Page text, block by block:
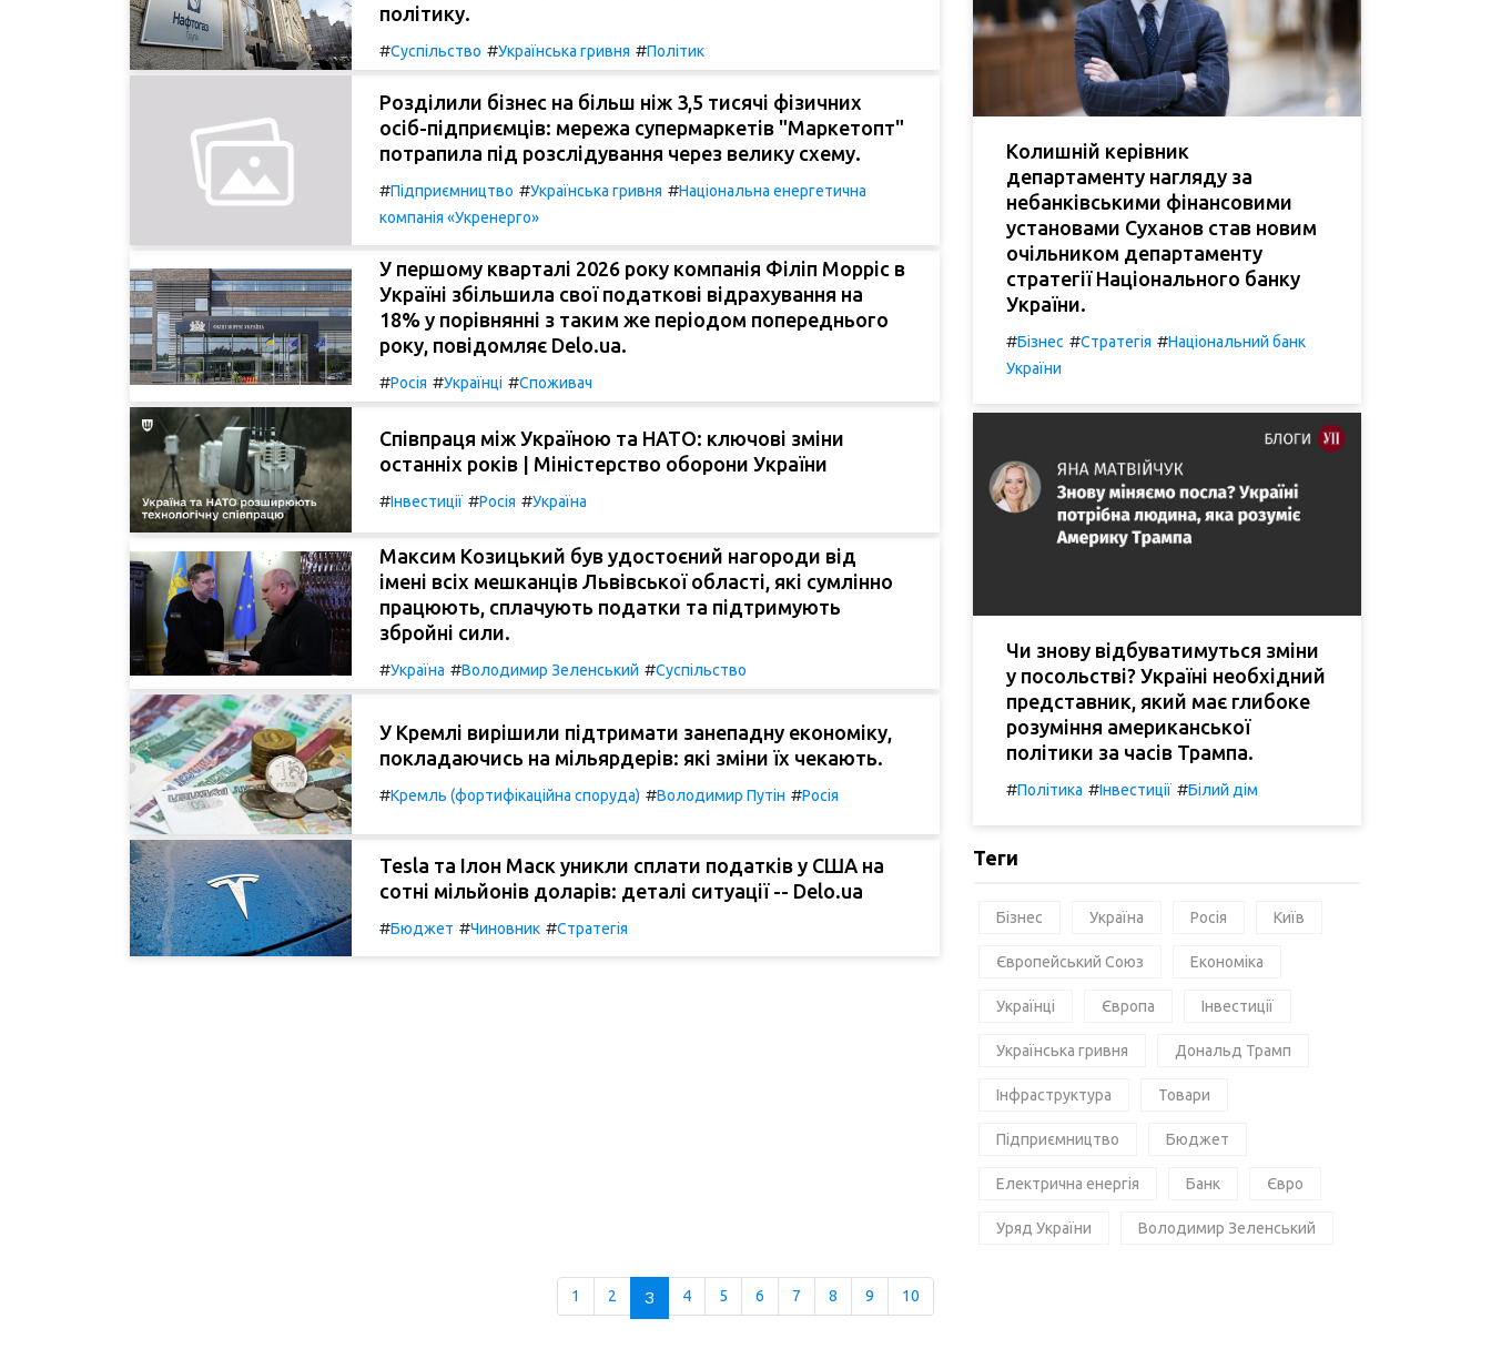
політику.
#Суспільство #Українська гривня #Політик
Розділили бізнес на більш ніж 3,5 тисячі фізичних
осіб-підприємців: мережа супермаркетів "Маркетопт"
потрапила під розслідування через велику схему.
#Підприємництво #Українська гривня #Національна енергетична
компанія «Укренерго»
У першому кварталі 2026 року компанія Філіп Морріс в
Україні збільшила свої податкові відрахування на
18% у порівнянні з таким же періодом попереднього
року, повідомляє Delo.ua.
#Росія #Українці #Споживач
Співпраця між Україною та НАТО: ключові зміни
останніх років | Міністерство оборони України
#Інвестиції #Росія #Україна
Максим Козицький був удостоєний нагороди від
імені всіх мешканців Львівської області, які сумлінно
працюють, сплачують податки та підтримують
збройні сили.
#Україна #Володимир Зеленський #Суспільство
У Кремлі вирішили підтримати занепадну економіку,
покладаючись на мільярдерів: які зміни їх чекають.
#Кремль (фортифікаційна споруда) #Володимир Путін #Росія
Tesla та Ілон Маск уникли сплати податків у США на
сотні мільйонів доларів: деталі ситуації -- Delo.ua
#Бюджет #Чиновник #Стратегія
Колишній керівник
департаменту нагляду за
небанківськими фінансовими
установами Суханов став новим
очільником департаменту
стратегії Національного банку
України.
#Бізнес #Стратегія #Національний банк
України
Чи знову відбуватимуться зміни
у посольстві? Україні необхідний
представник, який має глибоке
розуміння американської
політики за часів Трампа.
#Політика #Інвестиції #Білий дім
Теги
Бізнес Україна Росія Київ
Європейський Союз Економіка
Українці Європа Інвестиції
Українська гривня Дональд Трамп
Інфраструктура Товари
Підприємництво Бюджет
Електрична енергія Банк Євро
Уряд України Володимир Зеленський
1 2 3 4 5 6 7 8 9 10